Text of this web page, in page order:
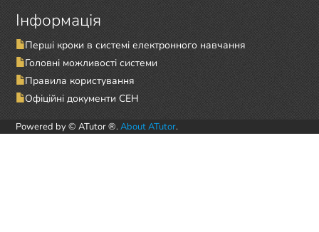
Інформація
Перші кроки в системі електронного навчання
Головні можливості системи
Правила користування
Офіційні документи СЕН
Powered by © ATutor ®. About ATutor.